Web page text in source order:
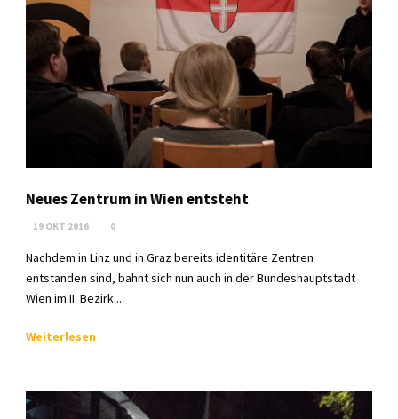
Neues Zentrum in Wien entsteht
19 OKT 2016 0
Nachdem in Linz und in Graz bereits identitäre Zentren
entstanden sind, bahnt sich nun auch in der Bundeshauptstadt
Wien im II. Bezirk...
Weiterlesen